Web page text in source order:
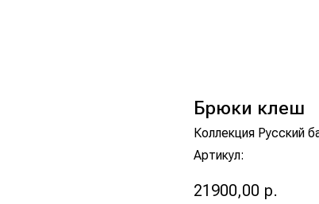
Брюки клеш
Коллекция Русский
Артикул:
21900,00 р.